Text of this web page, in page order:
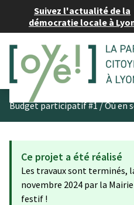
Suivez l'actualité de la
démocratie locale à
Budget participatif #1/Où en
Ce projet a été réalisé
Les travaux sont terminés,
novembre 2024 par la
festif !